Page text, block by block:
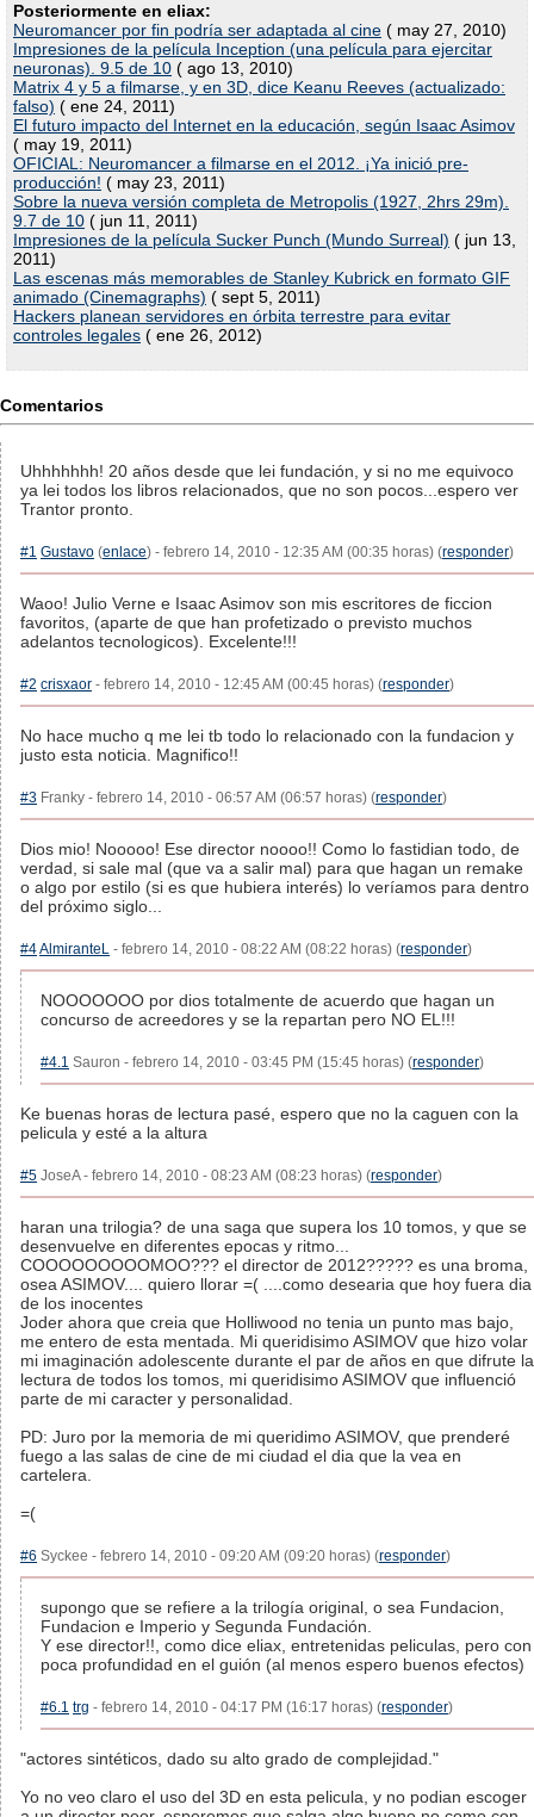
Posteriormente en eliax:
Neuromancer por fin podría ser adaptada al cine ( may 27, 2010)
Impresiones de la película Inception (una película para ejercitar
neuronas). 9.5 de 10 ( ago 13, 2010)
Matrix 4 y 5 a filmarse, y en 3D, dice Keanu Reeves (actualizado:
falso) ( ene 24, 2011)
El futuro impacto del Internet en la educación, según Isaac Asimov
( may 19, 2011)
OFICIAL: Neuromancer a filmarse en el 2012. ¡Ya inició pre-
producción! ( may 23, 2011)
Sobre la nueva versión completa de Metropolis (1927, 2hrs 29m).
9.7 de 10 ( jun 11, 2011)
Impresiones de la película Sucker Punch (Mundo Surreal) ( jun 13,
2011)
Las escenas más memorables de Stanley Kubrick en formato GIF
animado (Cinemagraphs) ( sept 5, 2011)
Hackers planean servidores en órbita terrestre para evitar
controles legales ( ene 26, 2012)
Comentarios
Uhhhhhhh! 20 años desde que lei fundación, y si no me equivoco
ya lei todos los libros relacionados, que no son pocos...espero ver
Trantor pronto.
#1 Gustavo (enlace) - febrero 14, 2010 - 12:35 AM (00:35 horas) (responder)
Waoo! Julio Verne e Isaac Asimov son mis escritores de ficcion
favoritos, (aparte de que han profetizado o previsto muchos
adelantos tecnologicos). Excelente!!!
#2 crisxaor - febrero 14, 2010 - 12:45 AM (00:45 horas) (responder)
No hace mucho q me lei tb todo lo relacionado con la fundacion y
justo esta noticia. Magnifico!!
#3 Franky - febrero 14, 2010 - 06:57 AM (06:57 horas) (responder)
Dios mio! Nooooo! Ese director noooo!! Como lo fastidian todo, de
verdad, si sale mal (que va a salir mal) para que hagan un remake
o algo por estilo (si es que hubiera interés) lo veríamos para dentro
del próximo siglo...
#4AlmiranteL - febrero 14, 2010 - 08:22 AM (08:22 horas) (responder)
NOOOOOOO por dios totalmente de acuerdo que hagan un
concurso de acreedores y se la repartan pero NO EL!!!
#4.1 Sauron - febrero 14, 2010 - 03:45 PM (15:45 horas) (responder)
Ke buenas horas de lectura pasé, espero que no la caguen con la
pelicula y esté a la altura
#5 JoseA - febrero 14, 2010 - 08:23 AM (08:23 horas) (responder)
haran una trilogia? de una saga que supera los 10 tomos, y que se
desenvuelve en diferentes epocas y ritmo...
COOOOOOOOOMOO??? el director de 2012????? es una broma,
osea ASIMOV.... quiero llorar =( ....como desearia que hoy fuera dia
de los inocentes
Joder ahora que creia que Holliwood no tenia un punto mas bajo,
me entero de esta mentada. Mi queridisimo ASIMOV que hizo volar
mi imaginación adolescente durante el par de años en que difrute la
lectura de todos los tomos, mi queridisimo ASIMOV que influenció
parte de mi caracter y personalidad.
PD: Juro por la memoria de mi queridimo ASIMOV, que prenderé
fuego a las salas de cine de mi ciudad el dia que la vea en
cartelera.
=(
#6 Syckee - febrero 14, 2010 - 09:20 AM (09:20 horas) (responder)
supongo que se refiere a la trilogía original, o sea Fundacion,
Fundacion e Imperio y Segunda Fundación.
Y ese director!!, como dice eliax, entretenidas peliculas, pero con
poca profundidad en el guión (al menos espero buenos efectos)
#6.1 trg - febrero 14, 2010 - 04:17 PM (16:17 horas) (responder)
"actores sintéticos, dado su alto grado de complejidad."
Yo no veo claro el uso del 3D en esta pelicula, y no podian escoger